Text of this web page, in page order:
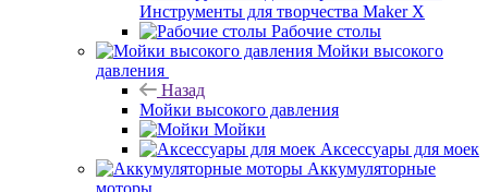
Инструменты для творчества Maker X
Рабочие столы
Мойки высокого
давления
Назад
Мойки высокого давления
Мойки
Аксессуары для моек
Аккумуляторные
моторы